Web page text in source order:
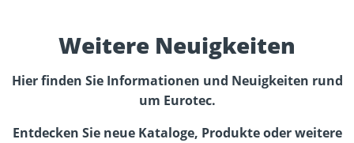
Weitere Neuigkeiten
Hier finden Sie Informationen und Neuigkeiten rund
um Eurotec.
Entdecken Sie neue Kataloge, Produkte oder weitere